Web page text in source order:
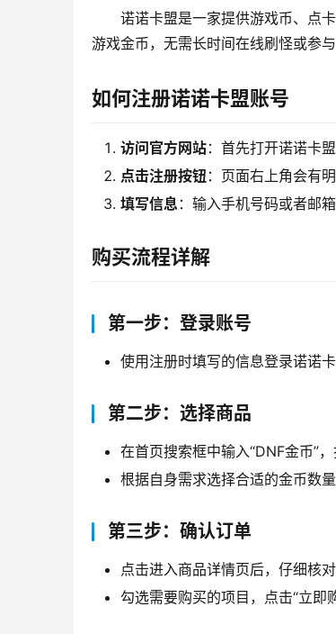
诺诺卡盟是一家提供游戏币、点
游戏金币，无需长时间在线刷怪或参与
如何注册诺诺卡盟账号
访问官方网站：首先打开诺诺卡盟
点击注册按钮 ：页面右上角会有
填写信息：输入手机号码或者邮
购买流程详解
第一步：登录账号
使用注册时填写的信息登录诺诺卡
第二步：选择商品
在首页搜索框中输入“DNF金币”
根据自身需求选择合适的金币数量
第三步：确认订单
点击进入商品详情页后，仔细核
勾选需要购买的项目，点击“立即购